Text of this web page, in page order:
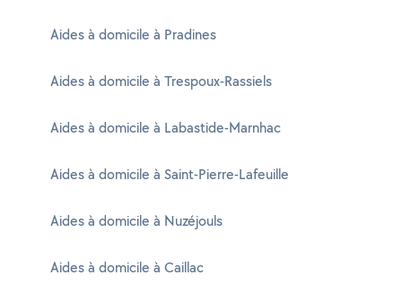
Aides à domicile à Pradines
Aides à domicile à Trespoux-Rassiels
Aides à domicile à Labastide-Marnhac
Aides à domicile à Saint-Pierre-Lafeuille
Aides à domicile à Nuzéjouls
Aides à domicile à Caillac